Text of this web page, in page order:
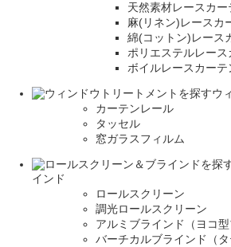
天然素材レースカー
麻(リネン)レースカ
綿(コットン)レース
ポリエステルレース
ボイルレースカーテ
ウ
カーテンレール
タッセル
窓ガラスフィルム
インド
ロールスクリーン
調光ロールスクリーン
アルミブラインド（ヨコ型
バーチカルブラインド（タ